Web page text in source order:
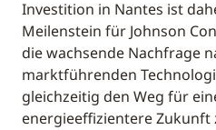
Investition in Nantes ist
Meilenstein für Johnson
die wachsende Nachfrage
marktführenden
gleichzeitig den Weg für
energieeffizientere Zukunft